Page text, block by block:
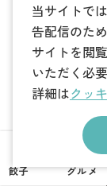
餃子 グルメ
当サイトで
告配信のた
サイトを閲
いただく必
詳細はクッ